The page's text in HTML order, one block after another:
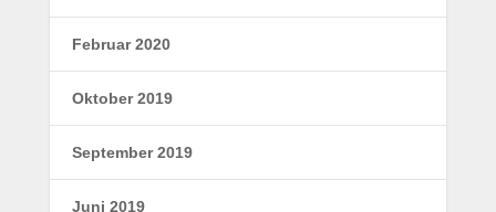
Februar 2020
Oktober 2019
September 2019
Juni 2019